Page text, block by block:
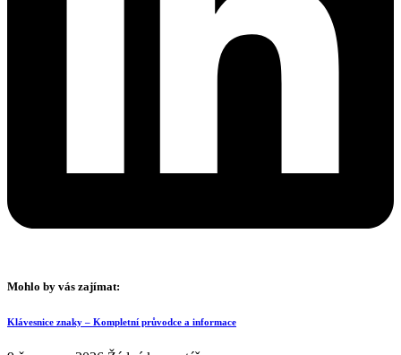
Mohlo by vás zajímat:
Klávesnice znaky – Kompletní průvodce a informace